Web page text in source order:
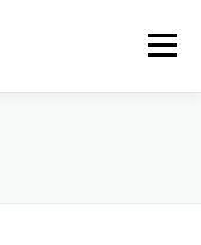
メニュー
ンス